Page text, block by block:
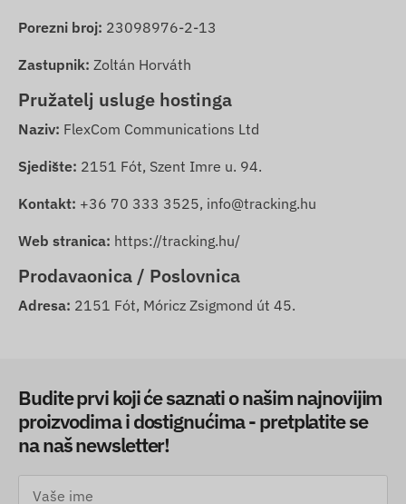
Porezni broj: 23098976-2-13
Zastupnik: Zoltán Horváth
Pružatelj usluge hostinga
Naziv: FlexCom Communications Ltd
Sjedište: 2151 Fót, Szent Imre u. 94.
Kontakt: +36 70 333 3525, info@tracking.hu
Web stranica: https://tracking.hu/
Prodavaonica / Poslovnica
Adresa: 2151 Fót, Móricz Zsigmond út 45.
Budite prvi koji će saznati o našim najnovijim
proizvodima i dostignućima - pretplatite se
na naš newsletter!